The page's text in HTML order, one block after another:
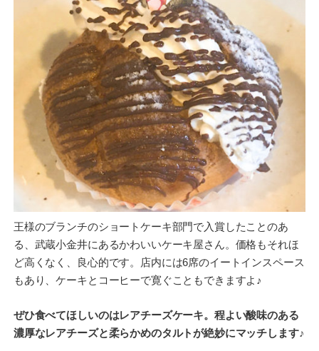
王様のブランチのショートケーキ部門で入賞したことのあ
る、武蔵小金井にあるかわいいケーキ屋さん。価格もそれほ
ど高くなく、良心的です。店内には6席のイートインスペース
もあり、ケーキとコーヒーで寛ぐこともできますよ♪
ぜひ食べてほしいのはレアチーズケーキ。程よい酸味のある
濃厚なレアチーズと柔らかめのタルトが絶妙にマッチします♪